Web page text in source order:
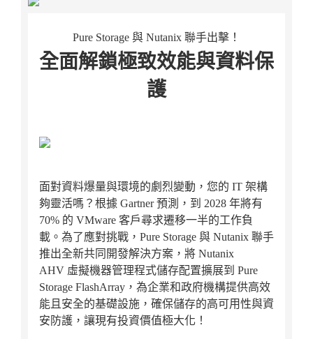
Pure Storage 與 Nutanix 聯手出擊！
全面解鎖極致效能與資料保
護
面對資料爆量與環境的劇烈變動，您的 IT 架構
夠靈活嗎？根據 Gartner 預測，到 2028 年將有
70% 的 VMware 客戶尋求遷移一半的工作負
載。為了應對挑戰，Pure Storage 與 Nutanix 聯手
推出全新共同開發解決方案，將 Nutanix
AHV 虛擬機器管理程式儲存配置擴展到 Pure
Storage FlashArray，為企業和政府機構提供高效
能且安全的基礎設施，確保儲存的高可用性與資
安防護，讓現有投資價值極大化！